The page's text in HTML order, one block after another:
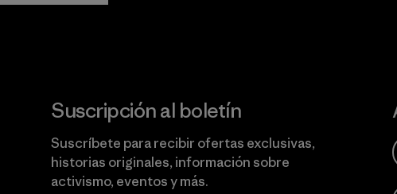
Suscripción al boletín
Suscríbete para recibir ofertas exclusivas,
historias originales, información sobre
activismo, eventos y más.